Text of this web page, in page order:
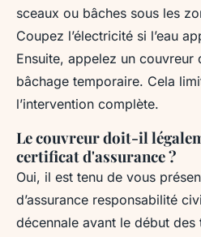
sceaux ou bâches sous les
Coupez l’électricité si l’eau
Ensuite, appelez un couvreur
bâchage temporaire. Cela
l’intervention complète.
Le couvreur doit-il
certificat d'assurance ?
Oui, il est tenu de vous
d’assurance responsabilité
décennale avant le début des